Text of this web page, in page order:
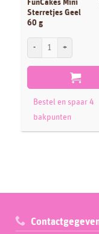
FunCakes Mini
Sterretjes Geel
60 g
FunCakes Mini
Bestel en spaar 4
bakpunten